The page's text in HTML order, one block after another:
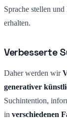
Sprache stellen
erhalten.
Verbesserte
Daher werden wir
generativer
Suchintention,
in verschiedenen